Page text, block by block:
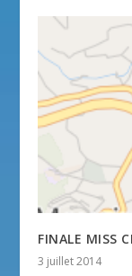
FINALE MISS
3 juillet 2014